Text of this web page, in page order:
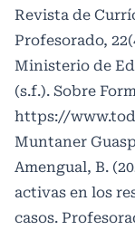
Revista de
Profesorado,
Ministerio de
(s.f.). Sobre
https://
Muntaner
Amengual, B.
activas en los
casos.